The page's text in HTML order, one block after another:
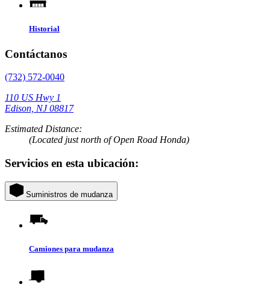
Historial
Contáctanos
(732) 572-0040
110 US Hwy 1
Edison, NJ 08817
Estimated Distance:
(Located just north of Open Road Honda)
Servicios en esta ubicación:
Suministros de mudanza
Camiones para mudanza